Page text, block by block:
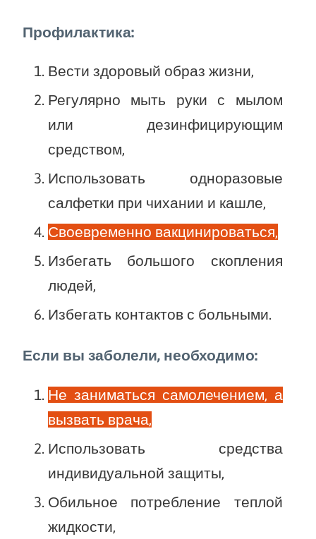
Профилактика:
Вести здоровый образ жизни,
Регулярно мыть руки с мылом
или дезинфицирующим
средством,
Использовать одноразовые
салфетки при чихании и кашле,
Своевременно вакцинироваться,
Избегать большого скопления
людей,
Избегать контактов с больными.
Если вы заболели, необходимо:
Не заниматься самолечением, а
вызвать врача,
Использовать средства
индивидуальной защиты,
Обильное потребление теплой
жидкости,